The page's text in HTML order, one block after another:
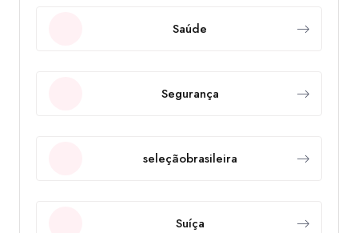
Saúde
Segurança
seleçãobrasileira
Suíça